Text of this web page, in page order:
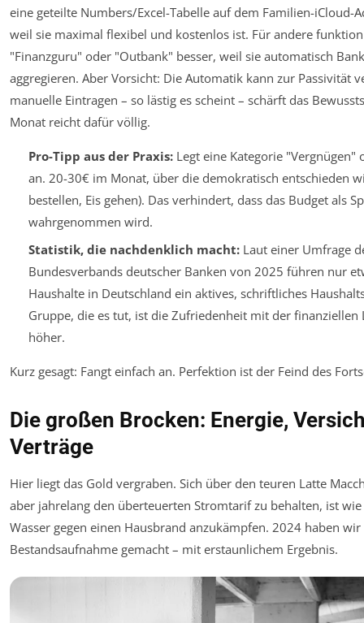
eine geteilte Numbers/Excel-Tabelle auf dem Familien-iCloud-
weil sie maximal flexibel und kostenlos ist. Für andere
"Finanzguru" oder "Outbank" besser, weil sie automatisch
aggregieren. Aber Vorsicht: Die Automatik kann zur Passivität
manuelle Eintragen – so lästig es scheint – schärft das
Monat reicht dafür völlig.
Pro-Tipp aus der Praxis:Legt eine Kategorie "Vergnügen"
an. 20-30€ im Monat, über die demokratisch entschieden
bestellen, Eis gehen). Das verhindert, dass das Budget als
wahrgenommen wird.
Statistik, die nachdenklich macht:Laut einer Umfrage
Bundesverbands deutscher Banken von 2025 führen nur
Haushalte in Deutschland ein aktives, schriftliches
Gruppe, die es tut, ist die Zufriedenheit mit der finanziellen
höher.
Kurz gesagt: Fangt einfach an. Perfektion ist der Feind des
Die großen Brocken: Energie,
Verträge
Hier liegt das Gold vergraben. Sich über den teuren Latte
aber jahrelang den überteuerten Stromtarif zu behalten, ist
Wasser gegen einen Hausbrand anzukämpfen. 2024 haben wir
Bestandsaufnahme gemacht – mit erstaunlichem Ergebnis.